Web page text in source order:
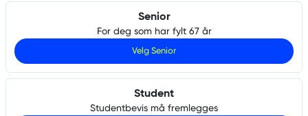
Senior
For deg som har fylt 67 år
Velg Senior
Student
Studentbevis må fremlegges